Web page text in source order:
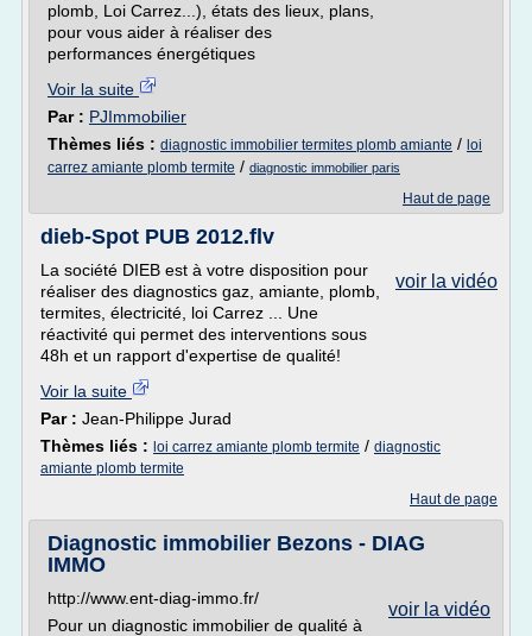
plomb, Loi Carrez...), états des lieux, plans,
pour vous aider à réaliser des
performances énergétiques
Voir la suite
Par : PJImmobilier
Thèmes liés : diagnostic immobilier termites plomb amiante / loi
carrez amiante plomb termite / diagnostic immobilier paris
Haut de page
dieb-Spot PUB 2012.flv
voir la vidéo
La société DIEB est à votre disposition pour
réaliser des diagnostics gaz, amiante, plomb,
termites, électricité, loi Carrez ... Une
réactivité qui permet des interventions sous
48h et un rapport d'expertise de qualité!
Voir la suite
Par : Jean-Philippe Jurad
Thèmes liés : loi carrez amiante plomb termite / diagnostic
amiante plomb termite
Haut de page
Diagnostic immobilier Bezons - DIAG
IMMO
voir la vidéo
http://www.ent-diag-immo.fr/
Pour un diagnostic immobilier de qualité à